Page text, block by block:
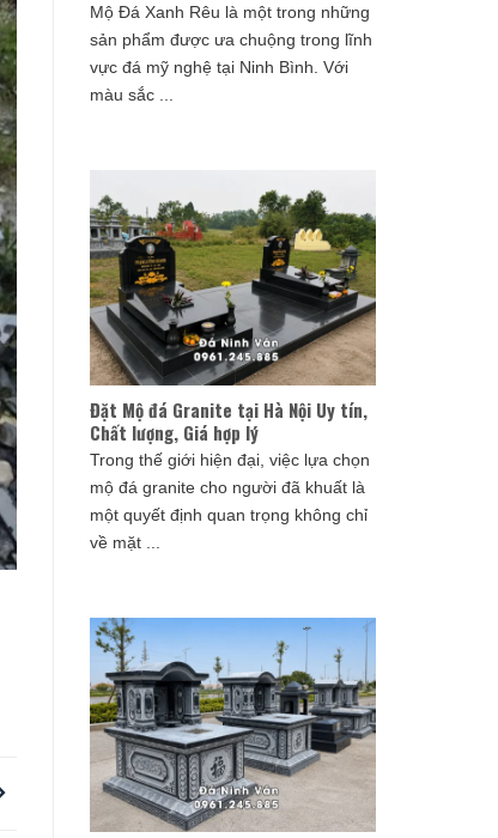
Mộ Đá Xanh Rêu là một trong những
sản phẩm được ưa chuộng trong lĩnh
vực đá mỹ nghệ tại Ninh Bình. Với
màu sắc ...
Đặt Mộ đá Granite tại Hà Nội Uy tín,
Chất lượng, Giá hợp lý
Trong thế giới hiện đại, việc lựa chọn
mộ đá granite cho người đã khuất là
một quyết định quan trọng không chỉ
về mặt ...